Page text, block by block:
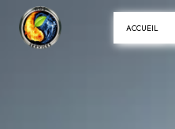
ACCUEIL
Panneau de gestion des cookies